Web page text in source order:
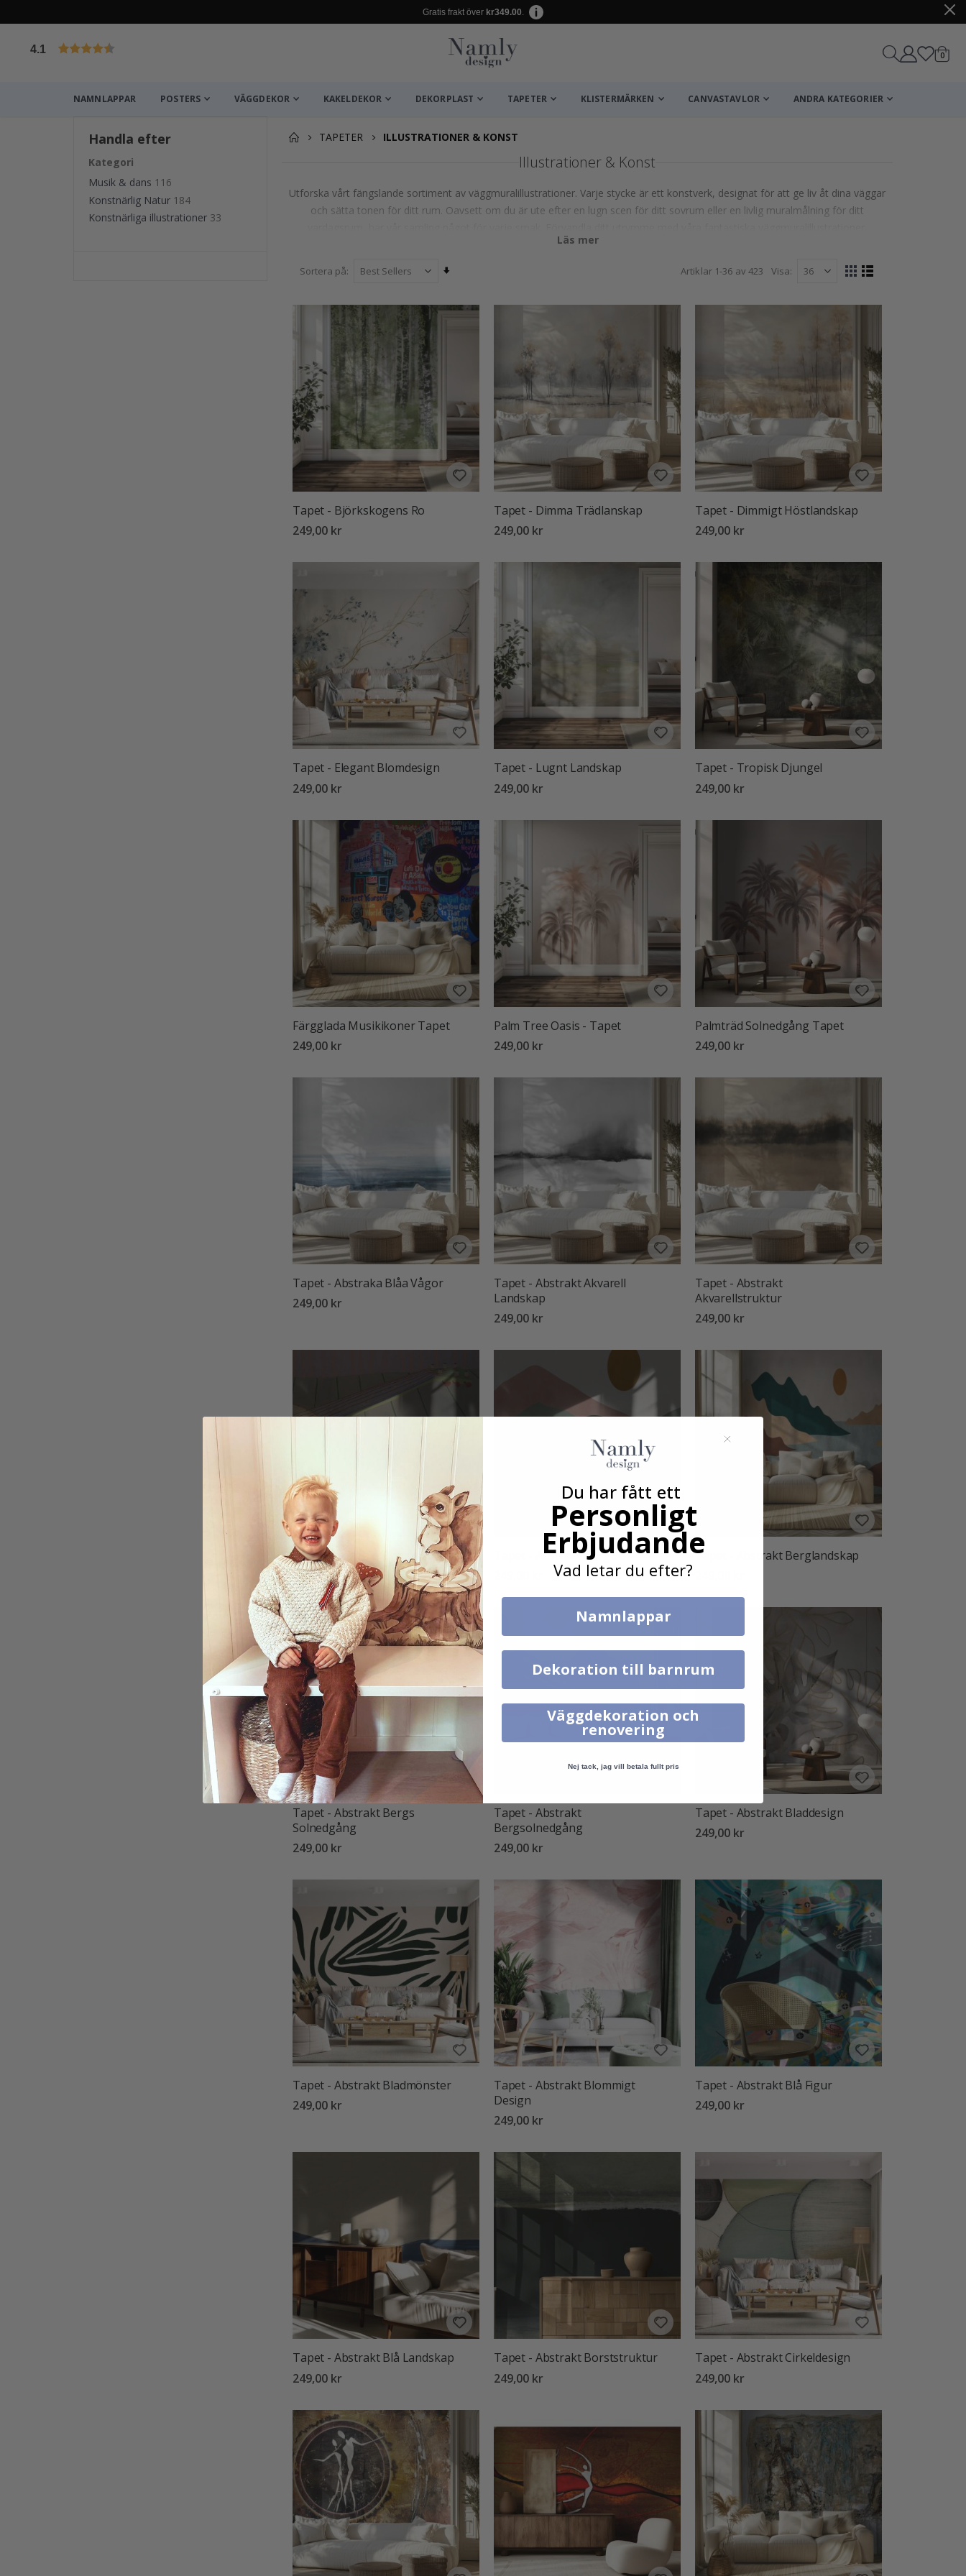
Gratis frakt över kr349.00.
4.1 0
NAMNLAPPAR POSTERS VÄGGDEKOR KAKELDEKOR DEKORPLAST TAPETER KLISTERMÄRKEN CANVASTAVLOR ANDRA KATEGORIER
TAPETER ILLUSTRATIONER & KONST
Illustrationer & Konst
Utforska vårt fängslande sortiment av väggmuralillustrationer. Varje stycke är ett konstverk, designat för att ge liv åt dina väggar
och sätta tonen för ditt rum. Oavsett om du är ute efter en lugn scen för ditt sovrum eller en livlig muralmålning för ditt
Läs mer
Sortera på
sortering
Artiklar 1-36 av423 Visa
Visa
Rutnät
Listvy
Tapet - Björkskogens Ro
249,00 kr
Tapet - Dimma Trädlanskap
249,00 kr
Tapet - Dimmigt Höstlandskap
249,00 kr
Tapet - Elegant Blomdesign
249,00 kr
Tapet - Lugnt Landskap
249,00 kr
Tapet - Tropisk Djungel
249,00 kr
Färgglada Musikikoner Tapet
249,00 kr
Palm Tree Oasis - Tapet
249,00 kr
Palmträd Solnedgång Tapet
249,00 kr
Tapet - Abstraka Blåa Vågor
249,00 kr
Tapet - Abstrakt Akvarell
Landskap
249,00 kr
Tapet - Abstrakt
Akvarellstruktur
249,00 kr
Tapet - Abstrakt Banjo-konst
249,00 kr
Tapet - Abstrakt Berg Sol
Tapet - Abstrakt Berglandskap
Tapet - Abstrakt Bergs
Solnedgång
249,00 kr
Tapet - Abstrakt
Bergsolnedgång
249,00 kr
Tapet - Abstrakt Bladdesign
249,00 kr
Tapet - Abstrakt Bladmönster
249,00 kr
Tapet - Abstrakt Blommigt
Design
249,00 kr
Tapet - Abstrakt Blå Figur
249,00 kr
Tapet - Abstrakt Blå Landskap
249,00 kr
Tapet - Abstrakt Borststruktur
249,00 kr
Tapet - Abstrakt Cirkeldesign
249,00 kr
Handla efter
Kategori
Musik & dans 116
Konstnärlig Natur 184
Konstnärliga illustrationer 33
Du har fått ett
Personligt
Erbjudande
Vad letar du efter?
Namnlappar
Dekoration till barnrum
Väggdekoration och
renovering
Nej tack, jag vill betala fullt pris